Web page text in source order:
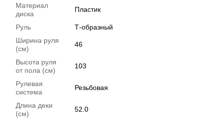
Материал
диска
Пластик
Руль
Т-образный
Ширина руля
(см)
46
Высота руля
от пола (см)
103
Рулевая
система
Резьбовая
Длина деки
(см)
52.0